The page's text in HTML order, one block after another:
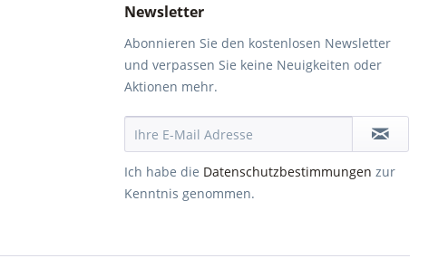
Newsletter
Abonnieren Sie den kostenlosen Newsletter
und verpassen Sie keine Neuigkeiten oder
Aktionen mehr.
Ich habe die Datenschutzbestimmungen zur
Kenntnis genommen.